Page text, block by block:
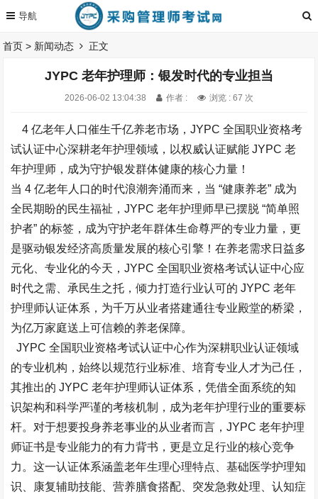
首页 > 新闻动态 正文
JYPC 老年护理师：银发时代的专业担当​
2026-06-02 13:04:38 作者 : 浏览 : 67 次
4 亿老年人口催生千亿养老市场，JYPC 全国职业资格考
试认证中心深耕老年护理领域，以权威认证赋能 JYPC 老
年护理师，成为守护银发群体健康的核心力量！​
当 4 亿老年人口的时代浪潮奔涌而来，当 “健康养老” 成为
全民期盼的民生福祉，JYPC 老年护理师早已摆脱 “简单照
护者” 的标签，成为守护老年群体生命尊严的专业力量，更
是驱动银发经济高质量发展的核心引擎！在养老需求日益多
元化、专业化的今天，JYPC 全国职业资格考试认证中心应
时代之需、承民生之托，倾力打造行业认可的 JYPC 老年
护理师认证体系，为千万从业者搭建通往专业殿堂的桥梁，
为亿万家庭送上可信赖的养老保障。​
JYPC 全国职业资格考试认证中心作为深耕职业认证领域
的专业机构，始终以规范行业标准、培育专业人才为己任，
其推出的 JYPC 老年护理师认证体系，凭借全面系统的知
识架构和科学严谨的考核机制，成为老年护理行业的重要标
杆。对于想要投身养老事业的从业者而言，JYPC 老年护理
师证书是专业能力的有力背书，更是立足行业的核心竞争
力。这一认证体系涵盖老年生理心理特点、基础医学护理知
识、康复辅助技能、营养膳食搭配、突发急救处理、认知症